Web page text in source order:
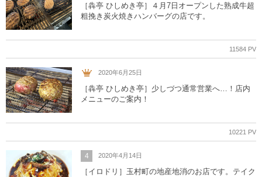
［犇亭 ひしめき亭］４月7日オープンした熟成牛超
粗挽き炭火焼きハンバーグの店です。
11584 PV
2020年6月25日
［犇亭 ひしめき亭］少しづつ通常営業へ…！店内
メニューのご案内！
10221 PV
4 2020年4月14日
［イロドリ］玉村町の地産地消のお店です。テイク